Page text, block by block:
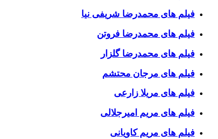
فیلم های محمدرضا شریفی نیا
فیلم های محمدرضا فروتن
فیلم های محمدرضا گلزار
فیلم های مرجان محتشم
فیلم های مریلا زارعی
فیلم های مریم امیرجلالی
فیلم های مریم کاویانی